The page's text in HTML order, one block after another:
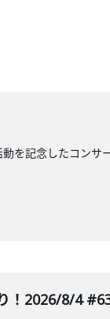
を記念したコンサ
！2026/8/4